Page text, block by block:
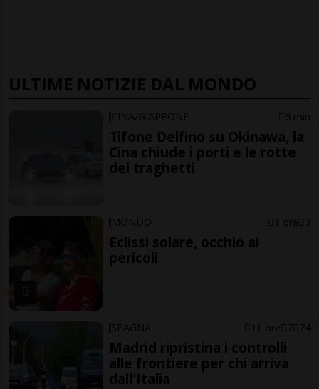
ULTIME NOTIZIE DAL MONDO
CINA/GIAPPONE 6 min
Tifone Delfino su Okinawa, la
Cina chiude i porti e le rotte
dei traghetti
MONDO 1 ora 3
Eclissi solare, occhio ai
pericoli
SPAGNA 11 ore 7 74
Madrid ripristina i controlli
alle frontiere per chi arriva
dall'Italia